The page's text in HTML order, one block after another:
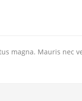
magna. Mauris nec